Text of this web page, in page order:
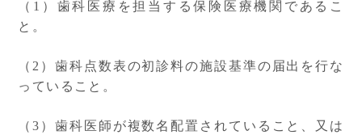
（1）歯科医療を担当する保険医療機関であるこ
と。
（2）歯科点数表の初診料の施設基準の届出を行な
っていること。
（3）歯科医師が複数名配置されていること、又は